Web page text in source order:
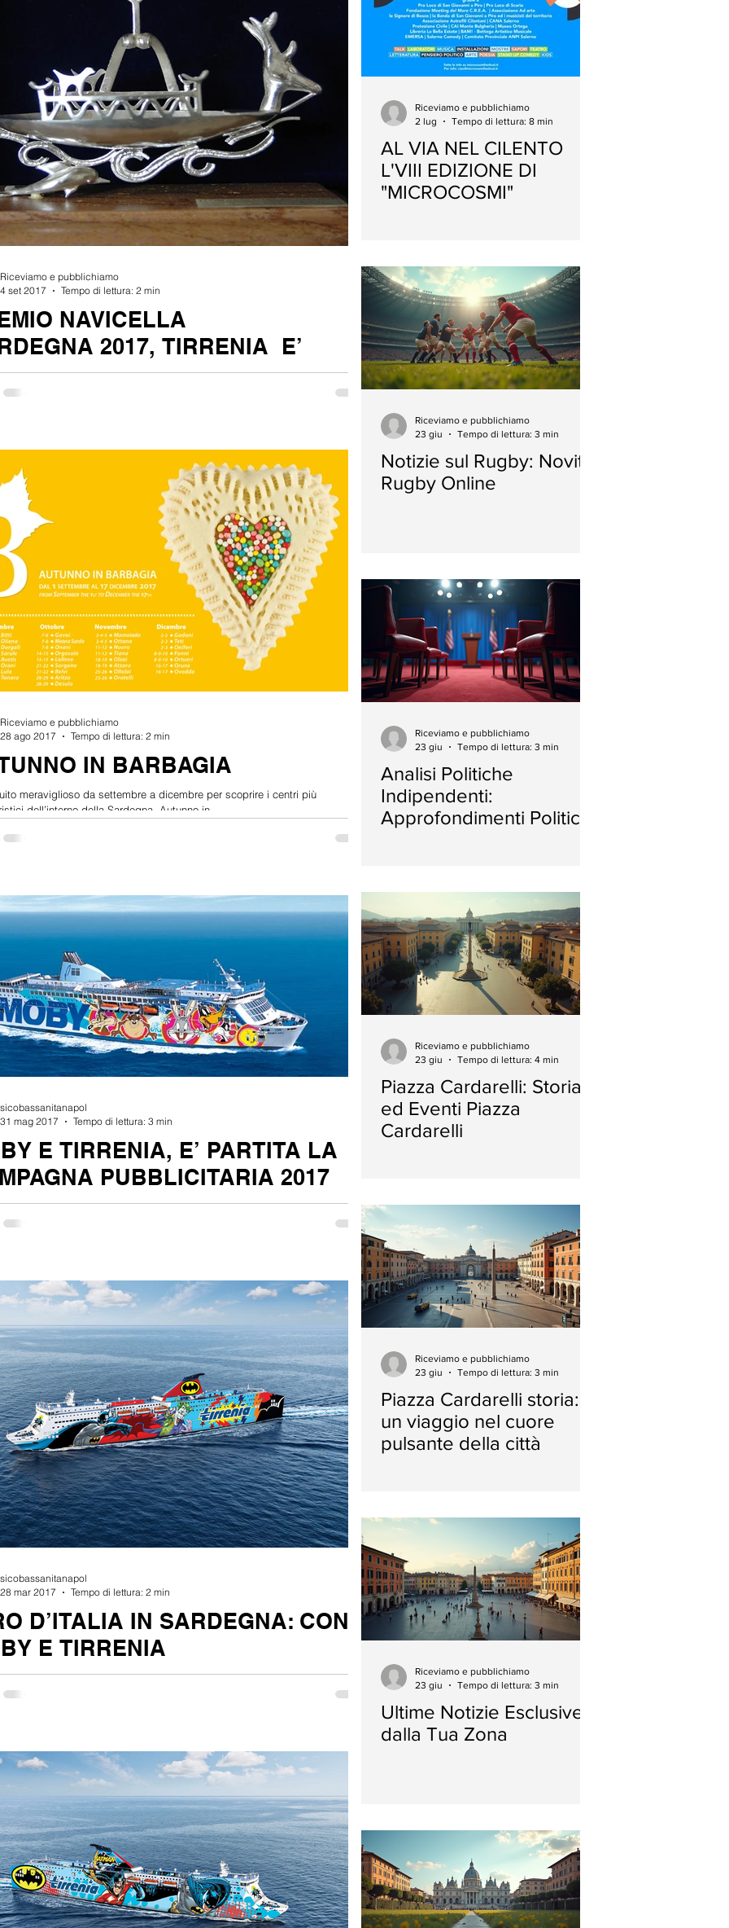
AL VIA NEL CILENTO
L'VIII EDIZIONE DI
"MICROCOSMI"
Riceviamo e pubblichiamo
2 lug
Tempo di lettura: 8 min
Notizie sul Rugby: Novità
Rugby Online
Riceviamo e pubblichiamo
23 giu
Tempo di lettura: 3 min
Analisi Politiche
Indipendenti:
Approfondimenti Politici
Riceviamo e pubblichiamo
23 giu
Tempo di lettura: 3 min
Piazza Cardarelli: Storia
ed Eventi Piazza
Cardarelli
Riceviamo e pubblichiamo
23 giu
Tempo di lettura: 4 min
Piazza Cardarelli storia:
un viaggio nel cuore
pulsante della città
Riceviamo e pubblichiamo
23 giu
Tempo di lettura: 3 min
Ultime Notizie Esclusive
dalla Tua Zona
Riceviamo e pubblichiamo
23 giu
Tempo di lettura: 3 min
NAVICELLA
2017, TIRRENIA E’
DELLA MANIFESTAZIONE
Riceviamo e pubblichiamo
4 set 2017
Tempo di lettura: 2 min
IN BARBAGIA
meraviglioso da settembre a dicembre per scoprire i centri più
dell’interno della Sardegna. Autunno in...
Riceviamo e pubblichiamo
28 ago 2017
Tempo di lettura: 2 min
E TIRRENIA, E’ PARTITA LA
PUBBLICITARIA 2017
GIORNALI, AFFISSIONI E WEB: PER IL NONO ANNO CONSECUTIVO,
ARMATORI E ARMANDO TESTA INSIEME DANNO VITA ALLA
sicobassanitanapol
31 mag 2017
Tempo di lettura: 3 min
D’ITALIA IN SARDEGNA: CON
E TIRRENIA
il conto alla rovescia per la 100° edizione del Giro d’Italia che
partirà proprio dalla Sardegna. Moby e...
sicobassanitanapol
28 mar 2017
Tempo di lettura: 2 min
PER LA
Notizie sul Rugby: Novità
Analisi Politiche
Approfondimenti Politici
Critici